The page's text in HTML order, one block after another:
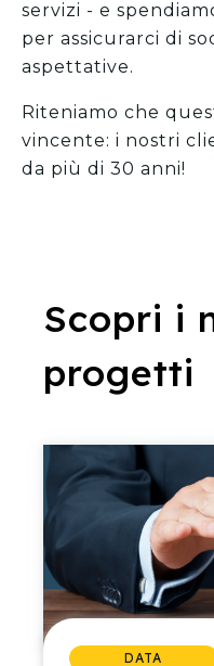
servizi - e
per assicurarci di
aspettative.
Riteniamo che
vincente: i nostri
da più di 30 anni!
Scopri i
progetti
DATA